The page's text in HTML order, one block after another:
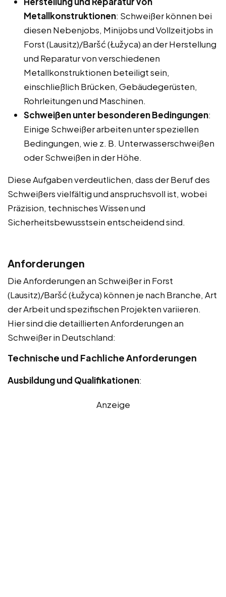
Metallkonstruktionen: Schweißer können bei
diesen Nebenjobs, Minijobs und Vollzeitjobs in
Forst (Lausitz)/Baršć (Łužyca) an der Herstellung
und Reparatur von verschiedenen
Metallkonstruktionen beteiligt sein,
einschließlich Brücken, Gebäudegerüsten,
Rohrleitungen und Maschinen.
Schweißen unter besonderen Bedingungen:
Einige Schweißer arbeiten unter speziellen
Bedingungen, wie z. B. Unterwasserschweißen
oder Schweißen in der Höhe.
Diese Aufgaben verdeutlichen, dass der Beruf des
Schweißers vielfältig und anspruchsvoll ist, wobei
Präzision, technisches Wissen und
Sicherheitsbewusstsein entscheidend sind.
Anforderungen
Die Anforderungen an Schweißer in Forst
(Lausitz)/Baršć (Łužyca) können je nach Branche, Art
der Arbeit und spezifischen Projekten variieren.
Hier sind die detaillierten Anforderungen an
Schweißer in Deutschland:
Technische und Fachliche Anforderungen
Ausbildung und Qualifikationen:
Anzeige